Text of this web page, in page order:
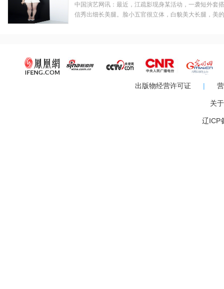
中国演艺网讯：最近，江疏影现身某活动，一袭短外套
信秀出细长美腿。脸小五官很立体，白貌美大长腿，美
出版物经营许可证 |
关
辽ICP